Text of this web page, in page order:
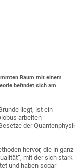
Raum mit einem
befindet sich am
liegt, ist ein
arbeiten
der
hervor, die in ganz
mit der sich stark
und haben sogar